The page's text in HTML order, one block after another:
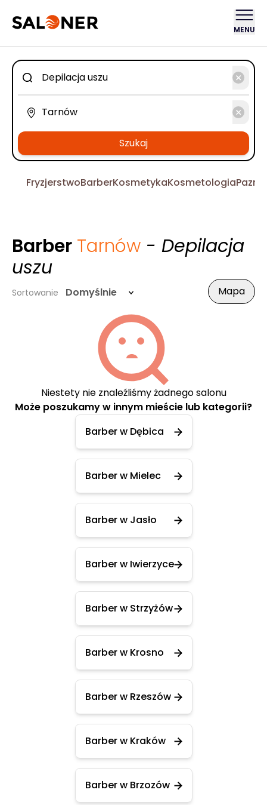
MENU
Szukaj
FryzjerstwoBarberKosmetykaKosmetologia
Barber Tarnów - Depilacja
uszu
Sortowanie Domyślnie Mapa
Niestety nie znaleźliśmy żadnego salonu
Może poszukamy w innym mieście lub kategorii?
Barber w Dębica
Barber w Mielec
Barber w Jasło
Barber w Iwierzyce
Barber w Strzyżów
Barber w Krosno
Barber w Rzeszów
Barber w Kraków
Barber w Brzozów